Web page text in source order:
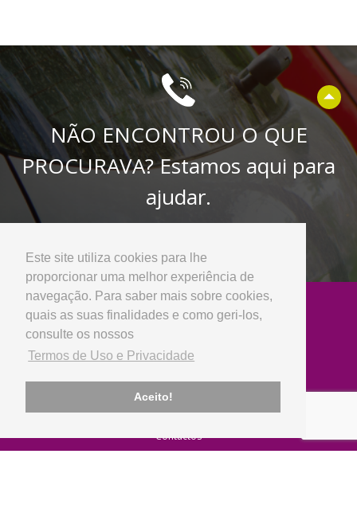
Este site utiliza cookies para lhe
proporcionar uma melhor experiência de
navegação. Para saber mais sobre cookies,
quais as suas finalidades e como geri-los,
consulte os nossos
Termos de Uso e Privacidade
Aceito!
NÃO ENCONTROU O QUE
PROCURAVA? Estamos aqui para
ajudar.
Empresa
Contactos